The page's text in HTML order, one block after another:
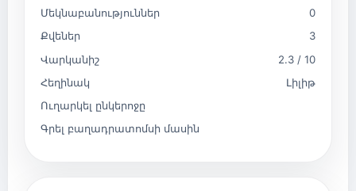
Մեկնաբանություններ
0
Քվեներ
3
Վարկանիշ
2.3 / 10
Հեղինակ
Լիլիթ
Ուղարկել ընկերոջը
Գրել բաղադրատոմսի մասին